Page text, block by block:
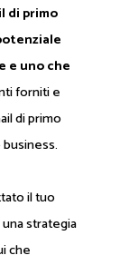
di primo
e uno che
forniti e
di primo
il tuo
strategia
che